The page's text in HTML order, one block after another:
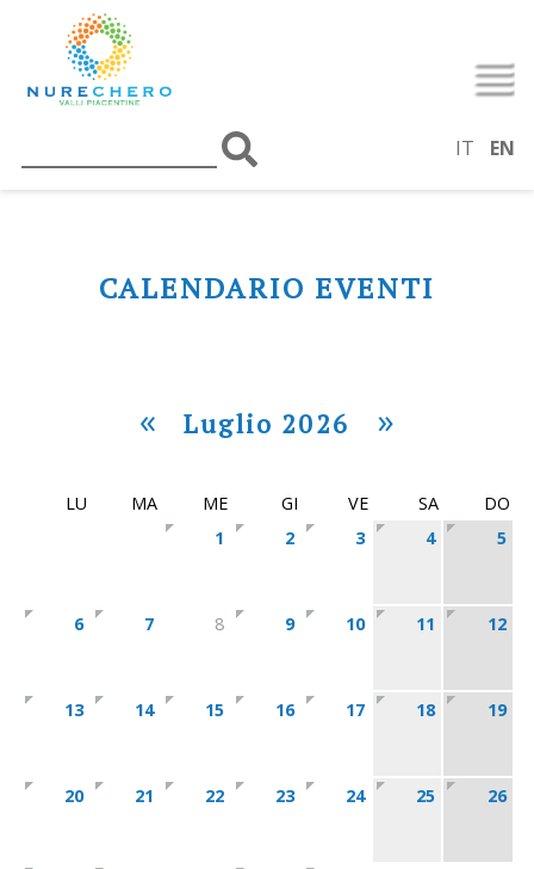
IT EN
CALENDARIO EVENTI
« Luglio 2026 »
LU MA ME GI VE SA
DO
1
2 3 4 5
6 7 8 9 10 11 12
13 14 15 16 17 18 19
20 21 22 23 24 25 26